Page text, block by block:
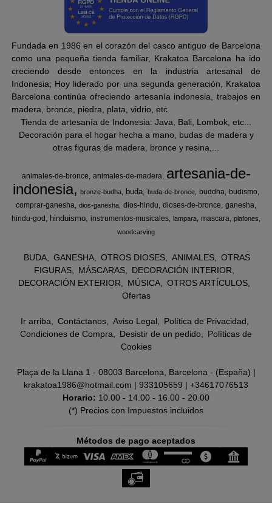
Fundada en 1986 en el corazón del casco antiguo de Barcelona
como una pequeña tienda familiar, Krakatoa Barcelona ha ido
creciendo desde entonces en la industria artesanal de
Indonesia; Hoy liderado por una segunda generación, Krakatoa
Barcelona continúa ofreciendo artesanía indonesia, trabajos en
madera, bronce, piedra, plata, vidrio, etc.
Tienda de artesanía de Indonesia: Java, Bali, Lombok, etc...
Decoración para el hogar hecha a mano, budas de madera y
otras figuras de madera, bronce y resina,...
animales-de-bronce animales-de-madera
artesania-de-
indonesia
bronze-budha buda buda-de-bronce buddha
budismo
comprar-ganesha dios-ganesha dios-hindu dioses-de-bronce ganesha
hindu-god
hinduismo instrumentos-musicales lampara mascara plafones
woodcarving
BUDA GANESHA OTROS DIOSES ANIMALES
OTRAS
FIGURAS
MÁSCARAS
DECORACIÓN INTERIOR
DECORACIÓN EXTERIOR
MÚSICA
OTROS ARTÍCULOS
Ofertas
Ir arriba Contáctanos Aviso Legal
Política de Privacidad
Condiciones de Compra
Desistir de un pedido
Políticas de
Cookies
Plaça de la Llana 1 - 08003 Barcelona, Barcelona - (España) |
krakatoa1986@hotmail.com | 933105659 | +34617076513
Horario: 10.00 - 14.00 - 16.00 - 20.00
(*) Precios con Impuestos incluidos
Métodos de pago aceptados